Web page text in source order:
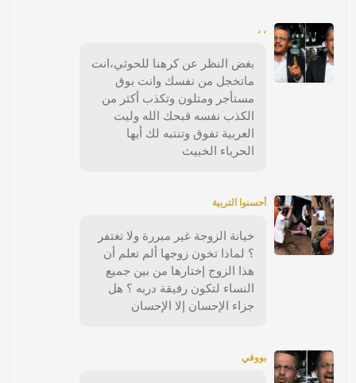
، ،
بغض النظر عن كرهنا للحوثي،انت
ماتخجل من نفسك وانت بوق
مستأجر ومتلون وتكذب أكثر من
الكذب نفسه قبحك الله وليت
العربية تفوق وتنتبه لك أيها
الحرباء الخبيث
أحسنوا التربية
خيانة الزوجة غير مبررة ولا تغتفر
؟ لماذا تخون زوجها ألم تعلم أن
هذا الزوج إختارها من بين جميع
النساء لتكون رفيقة دربه ؟ هل
جزاء الإحسان إلا الإحسان
بووفي